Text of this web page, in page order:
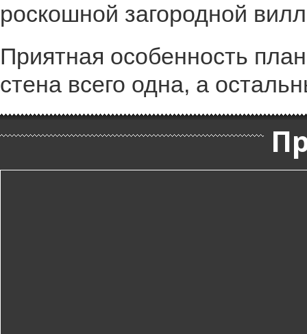
роскошной загородной
Приятная особенность
стена всего одна, а